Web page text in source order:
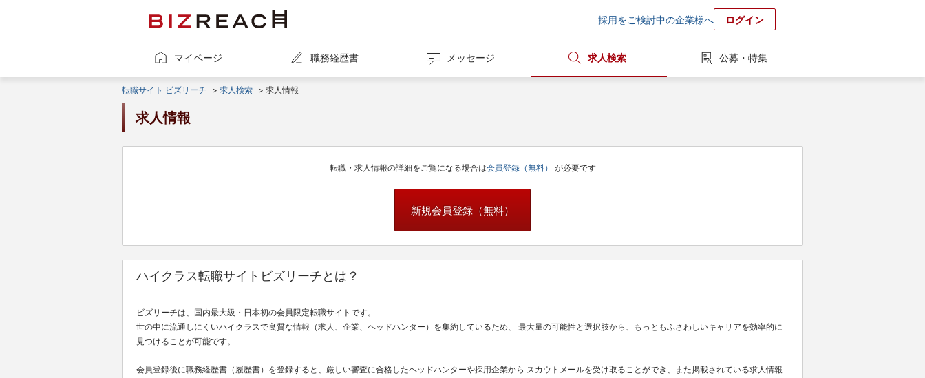
採用をご検討中の企業様へ ログイン
マイページ 職務経歴書 メッセージ 求人検索 公募・特集
転職サイト ビズリーチ > 求人検索 > 求人情報
求人情報
転職・求人情報の詳細をご覧になる場合は会員登録（無料） が必要です
新規会員登録（無料）
ハイクラス転職サイトビズリーチとは？
ビズリーチは、国内最大級・日本初の会員限定転職サイトです。
世の中に流通しにくいハイクラスで良質な情報（求人、企業、ヘッドハンター）を集約しているため、 最大量の可能性と選択肢から、もっともふさわしいキャリアを効率的に
見つけることが可能です。
会員登録後に職務経歴書（履歴書）を登録すると、厳しい審査に合格したヘッドハンターや採用企業から スカウトメールを受け取ることができ、また掲載されている求人情報